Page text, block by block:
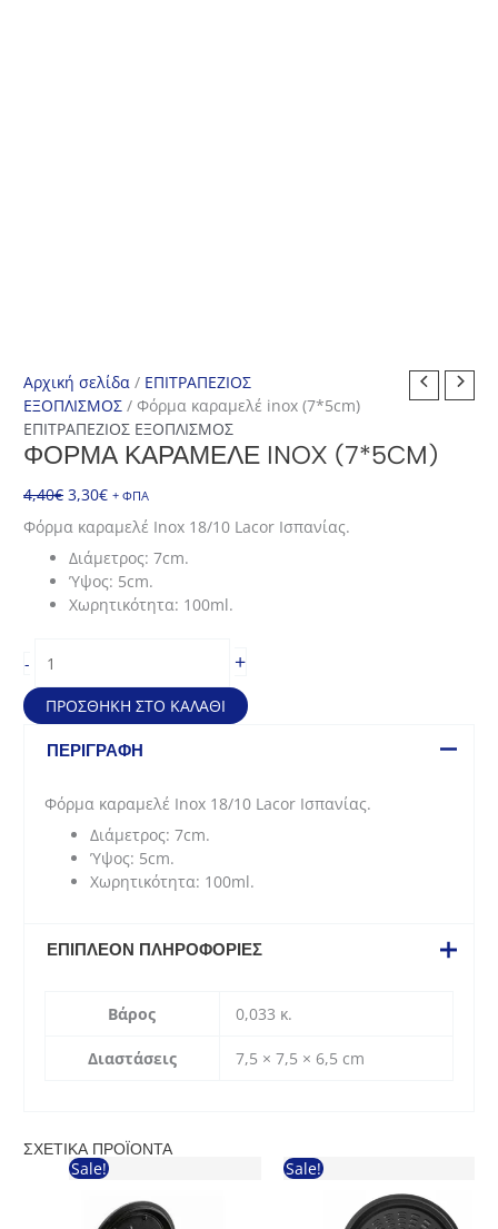
Αρχική σελίδα / ΕΠΙΤΡΑΠΕΖΙΟΣ
ΕΞΟΠΛΙΣΜΟΣ / Φόρμα καραμελέ inox (7*5cm)
ΕΠΙΤΡΑΠΕΖΙΟΣ ΕΞΟΠΛΙΣΜΟΣ
ΦΌΡΜΑ ΚΑΡΑΜΕΛΈ INOX (7*5CM)
4,40€ Original
was:
4,40€.
3,30€Η
τρέχουσα
τιμή
είναι:
3,30€.
+ ΦΠΑ
Φόρμα καραμελέ Inox 18/10 Lacor Ισπανίας.
Διάμετρος: 7cm.
Ύψος: 5cm.
Χωρητικότητα: 100ml.
-
καραμελέ
inox
(7*5cm)
ποσότητα
+
ΠΡΟΣΘΉΚΗ ΣΤΟ ΚΑΛΆΘΙ
ΠΕΡΙΓΡΑΦΉ
Φόρμα καραμελέ Inox 18/10 Lacor Ισπανίας.
Διάμετρος: 7cm.
Ύψος: 5cm.
Χωρητικότητα: 100ml.
ΕΠΙΠΛΈΟΝ ΠΛΗΡΟΦΟΡΊΕΣ
Βάρος 0,033 κ.
Διαστάσεις 7,5 × 7,5 × 6,5 cm
ΣΧΕΤΙΚΆ ΠΡΟΪΌΝΤΑ
Sale! Sale!